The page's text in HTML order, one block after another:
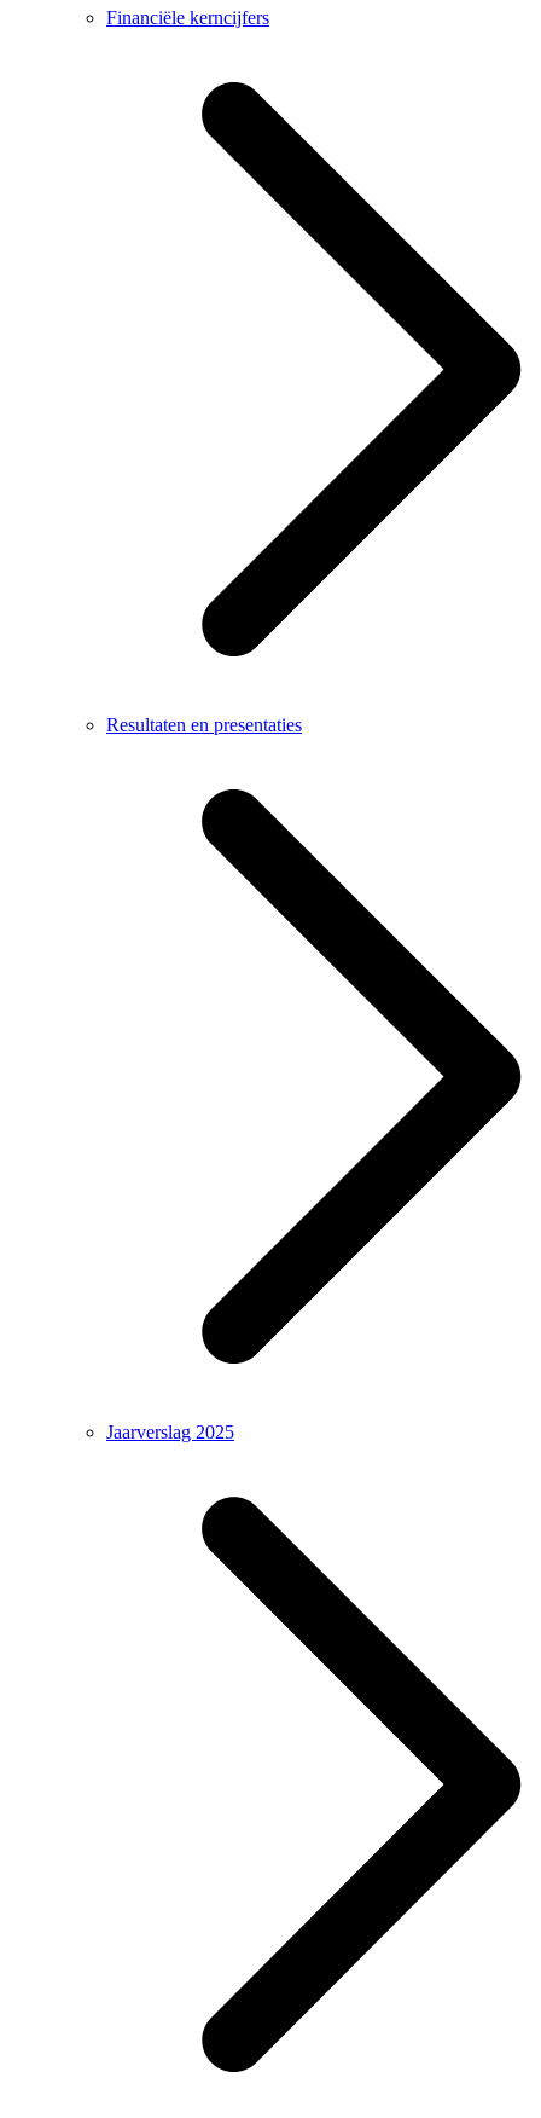
Financiële kerncijfers
Resultaten en presentaties
Jaarverslag 2025